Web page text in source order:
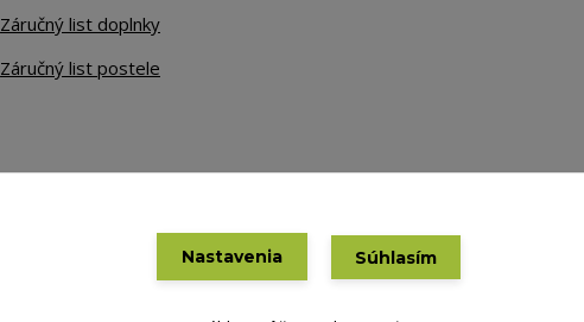
Záručný list doplnky
Záručný list postele
Nastavenia Súhlasím